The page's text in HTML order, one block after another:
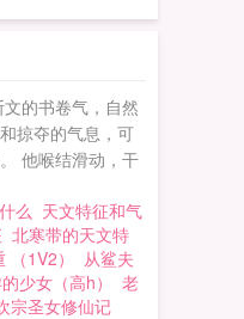
的书卷气，自然
掠夺的气息，可
他喉结滑动，干
么 天文特征和气
北寒带的天文特
（1V2）
从鲨夫
少女（高h）
老
宗圣女修仙记